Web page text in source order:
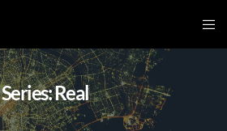
Series: Real